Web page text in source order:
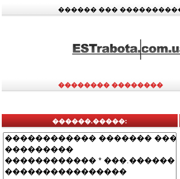
������ ���
�������� ��������
������.�����: